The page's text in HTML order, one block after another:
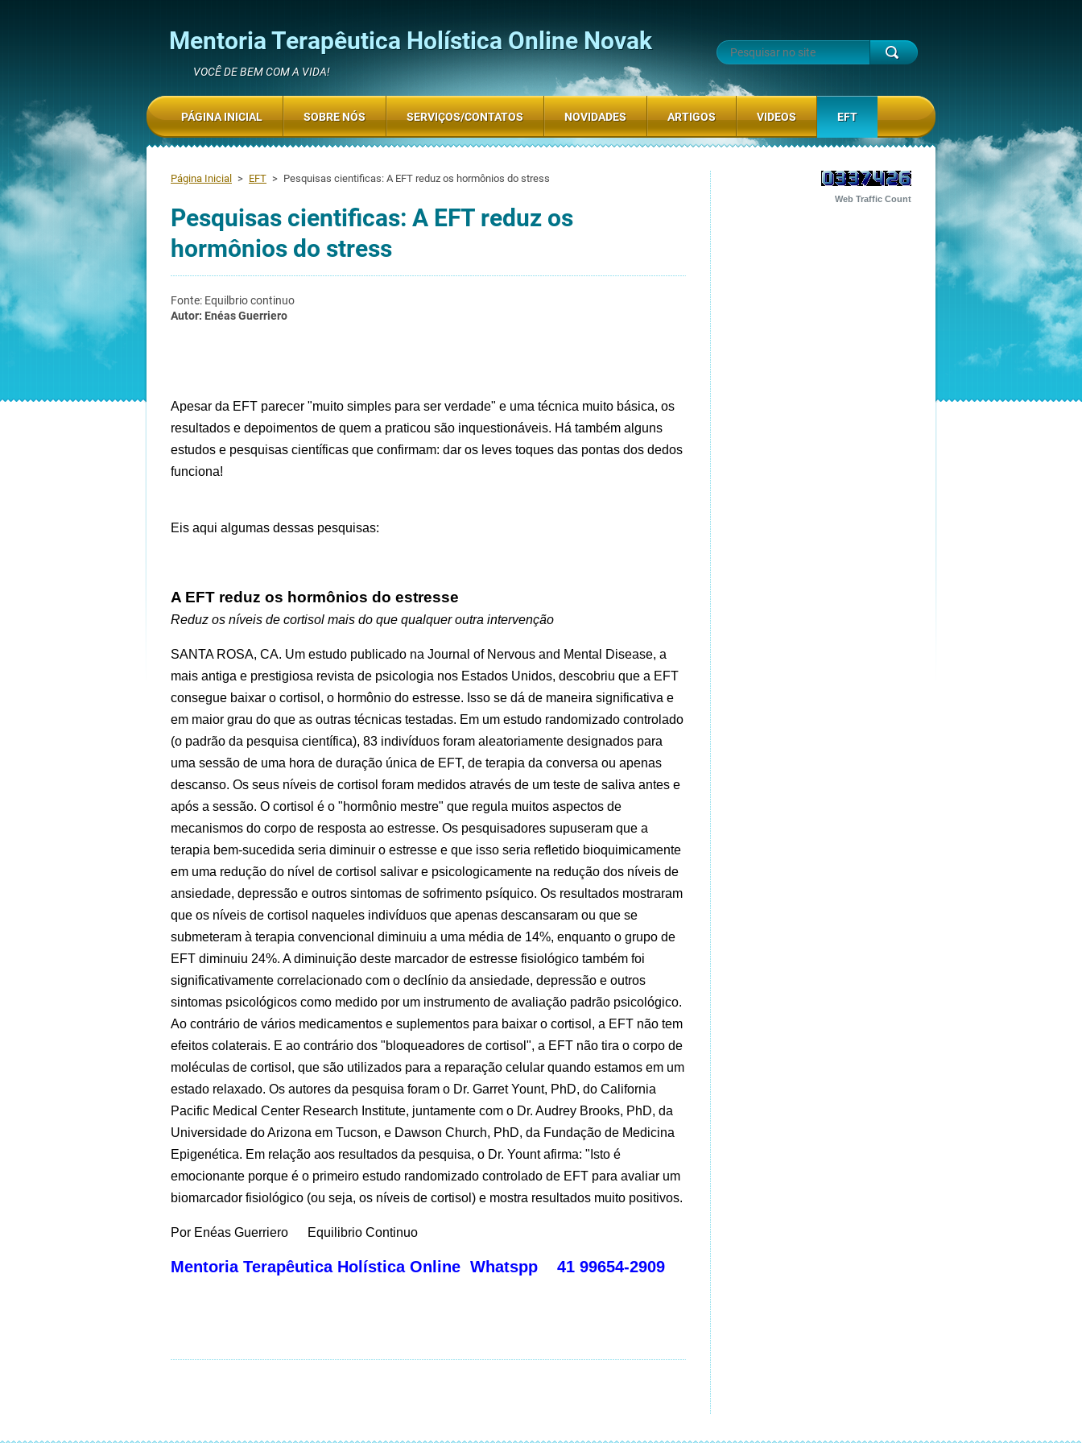
Mentoria Terapêutica Holística Online Novak
VOCÊ DE BEM COM A VIDA!
Página Inicial > EFT > Pesquisas cientificas: A EFT reduz os hormônios do stress
Pesquisas cientificas: A EFT reduz os
hormônios do stress
Fonte: Equilbrio continuo
Autor: Enéas Guerriero
Apesar da EFT parecer "muito simples para ser verdade" e uma técnica muito básica, os
resultados e depoimentos de quem a praticou são inquestionáveis. Há também alguns
estudos e pesquisas científicas que confirmam: dar os leves toques das pontas dos dedos
funciona!
Eis aqui algumas dessas pesquisas:
A EFT reduz os hormônios do estresse
Reduz os níveis de cortisol mais do que qualquer outra intervenção
SANTA ROSA, CA. Um estudo publicado na Journal of Nervous and Mental Disease, a
mais antiga e prestigiosa revista de psicologia nos Estados Unidos, descobriu que a EFT
consegue baixar o cortisol, o hormônio do estresse. Isso se dá de maneira significativa e
em maior grau do que as outras técnicas testadas. Em um estudo randomizado controlado
(o padrão da pesquisa científica), 83 indivíduos foram aleatoriamente designados para
uma sessão de uma hora de duração única de EFT, de terapia da conversa ou apenas
descanso. Os seus níveis de cortisol foram medidos através de um teste de saliva antes e
após a sessão. O cortisol é o "hormônio mestre" que regula muitos aspectos de
mecanismos do corpo de resposta ao estresse. Os pesquisadores supuseram que a
terapia bem-sucedida seria diminuir o estresse e que isso seria refletido bioquimicamente
em uma redução do nível de cortisol salivar e psicologicamente na redução dos níveis de
ansiedade, depressão e outros sintomas de sofrimento psíquico. Os resultados mostraram
que os níveis de cortisol naqueles indivíduos que apenas descansaram ou que se
submeteram à terapia convencional diminuiu a uma média de 14%, enquanto o grupo de
EFT diminuiu 24%. A diminuição deste marcador de estresse fisiológico também foi
significativamente correlacionado com o declínio da ansiedade, depressão e outros
sintomas psicológicos como medido por um instrumento de avaliação padrão psicológico.
Ao contrário de vários medicamentos e suplementos para baixar o cortisol, a EFT não tem
efeitos colaterais. E ao contrário dos "bloqueadores de cortisol", a EFT não tira o corpo de
moléculas de cortisol, que são utilizados para a reparação celular quando estamos em um
estado relaxado. Os autores da pesquisa foram o Dr. Garret Yount, PhD, do California
Pacific Medical Center Research Institute, juntamente com o Dr. Audrey Brooks, PhD, da
Universidade do Arizona em Tucson, e Dawson Church, PhD, da Fundação de Medicina
Epigenética. Em relação aos resultados da pesquisa, o Dr. Yount afirma: "Isto é
emocionante porque é o primeiro estudo randomizado controlado de EFT para avaliar um
biomarcador fisiológico (ou seja, os níveis de cortisol) e mostra resultados muito positivos.
Por Enéas Guerriero Equilibrio Continuo
Mentoria Terapêutica Holística Online Whatspp 41 99654-2909
Web Traffic Count
PÁGINA INICIAL SOBRE NÓS SERVIÇOS/CONTATOS NOVIDADES ARTIGOS VIDEOS EFT